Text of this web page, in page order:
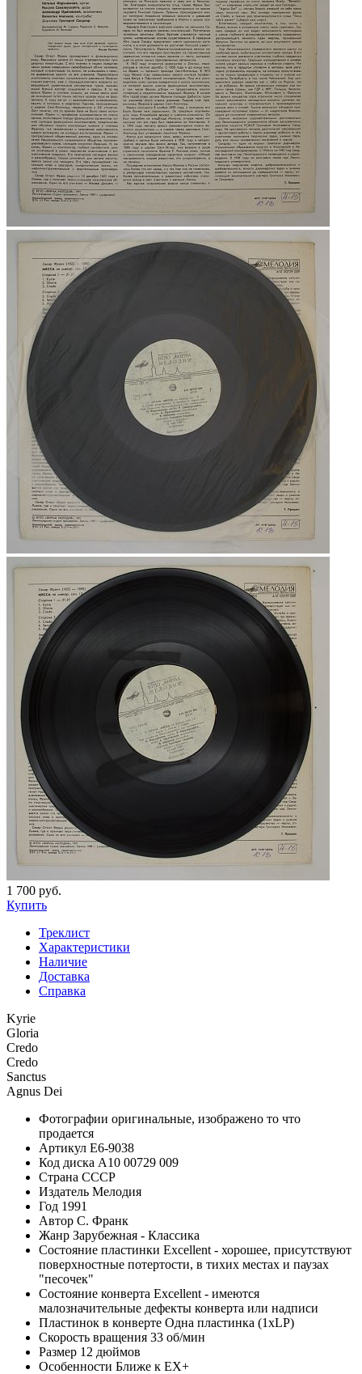
1 700 руб.
Купить
Треклист
Характеристики
Наличие
Доставка
Справка
Kyrie
Gloria
Credo
Credo
Sanctus
Agnus Dei
Фотографии оригинальные, изображено то что
продается
Артикул E6-9038
Код диска А10 00729 009
Страна СССР
Издатель Мелодия
Год 1991
Автор С. Франк
Жанр Зарубежная - Классика
Состояние пластинки Excellent - хорошее, присутствуют
поверхностные потертости, в тихих местах и паузах
"песочек"
Состояние конверта Excellent - имеются
малозначительные дефекты конверта или надписи
Пластинок в конверте Одна пластинка (1xLP)
Скорость вращения 33 об/мин
Размер 12 дюймов
Особенности Ближе к EX+